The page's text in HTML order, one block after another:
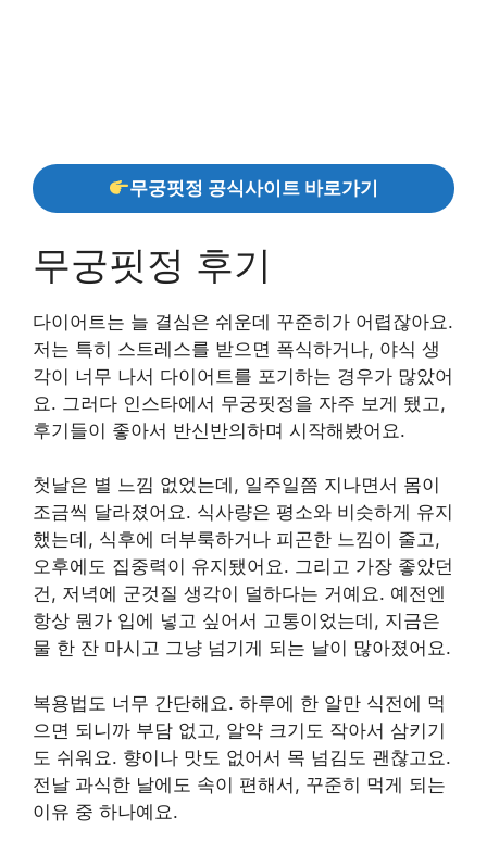
무궁핏정 공식사이트 바로가기
무궁핏정 후기
다이어트는 늘 결심은 쉬운데 꾸준히가 어렵잖아요.
저는 특히 스트레스를 받으면 폭식하거나, 야식 생
각이 너무 나서 다이어트를 포기하는 경우가 많았어
요. 그러다 인스타에서 무궁핏정을 자주 보게 됐고,
후기들이 좋아서 반신반의하며 시작해봤어요.
첫날은 별 느낌 없었는데, 일주일쯤 지나면서 몸이
조금씩 달라졌어요. 식사량은 평소와 비슷하게 유지
했는데, 식후에 더부룩하거나 피곤한 느낌이 줄고,
오후에도 집중력이 유지됐어요. 그리고 가장 좋았던
건, 저녁에 군것질 생각이 덜하다는 거예요. 예전엔
항상 뭔가 입에 넣고 싶어서 고통이었는데, 지금은
물 한 잔 마시고 그냥 넘기게 되는 날이 많아졌어요.
복용법도 너무 간단해요. 하루에 한 알만 식전에 먹
으면 되니까 부담 없고, 알약 크기도 작아서 삼키기
도 쉬워요. 향이나 맛도 없어서 목 넘김도 괜찮고요.
전날 과식한 날에도 속이 편해서, 꾸준히 먹게 되는
이유 중 하나예요.